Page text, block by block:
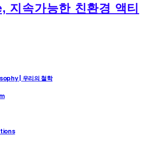
지속가능한 친환경 액티
| 우리의 철학